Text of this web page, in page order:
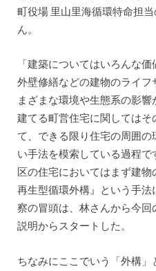
町役場 里山里海循環特命担
ん。
「建築についてはいろんな
外壁修繕などの建物のライフ
まざまな環境や生態系の影
建てる町営住宅に関しては
て、できる限り住宅の周囲
い手法を模索している過程
区の住宅においてはまず建
再生型循環外構』という手
察の冒頭は、林さんから今
説明からスタートした。
ちなみにここでいう「外構